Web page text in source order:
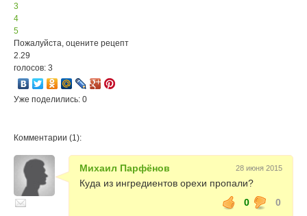
3
4
5
Пожалуйста, оцените рецепт
2.29
голосов: 3
Уже поделились: 0
Комментарии (1):
Михаил Парфёнов 28 июня 2015
Куда из ингредиентов орехи пропали?
0
0